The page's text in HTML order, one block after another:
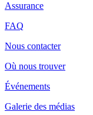
Assurance
FAQ
Nous contacter
Où nous trouver
Événements
Galerie des médias